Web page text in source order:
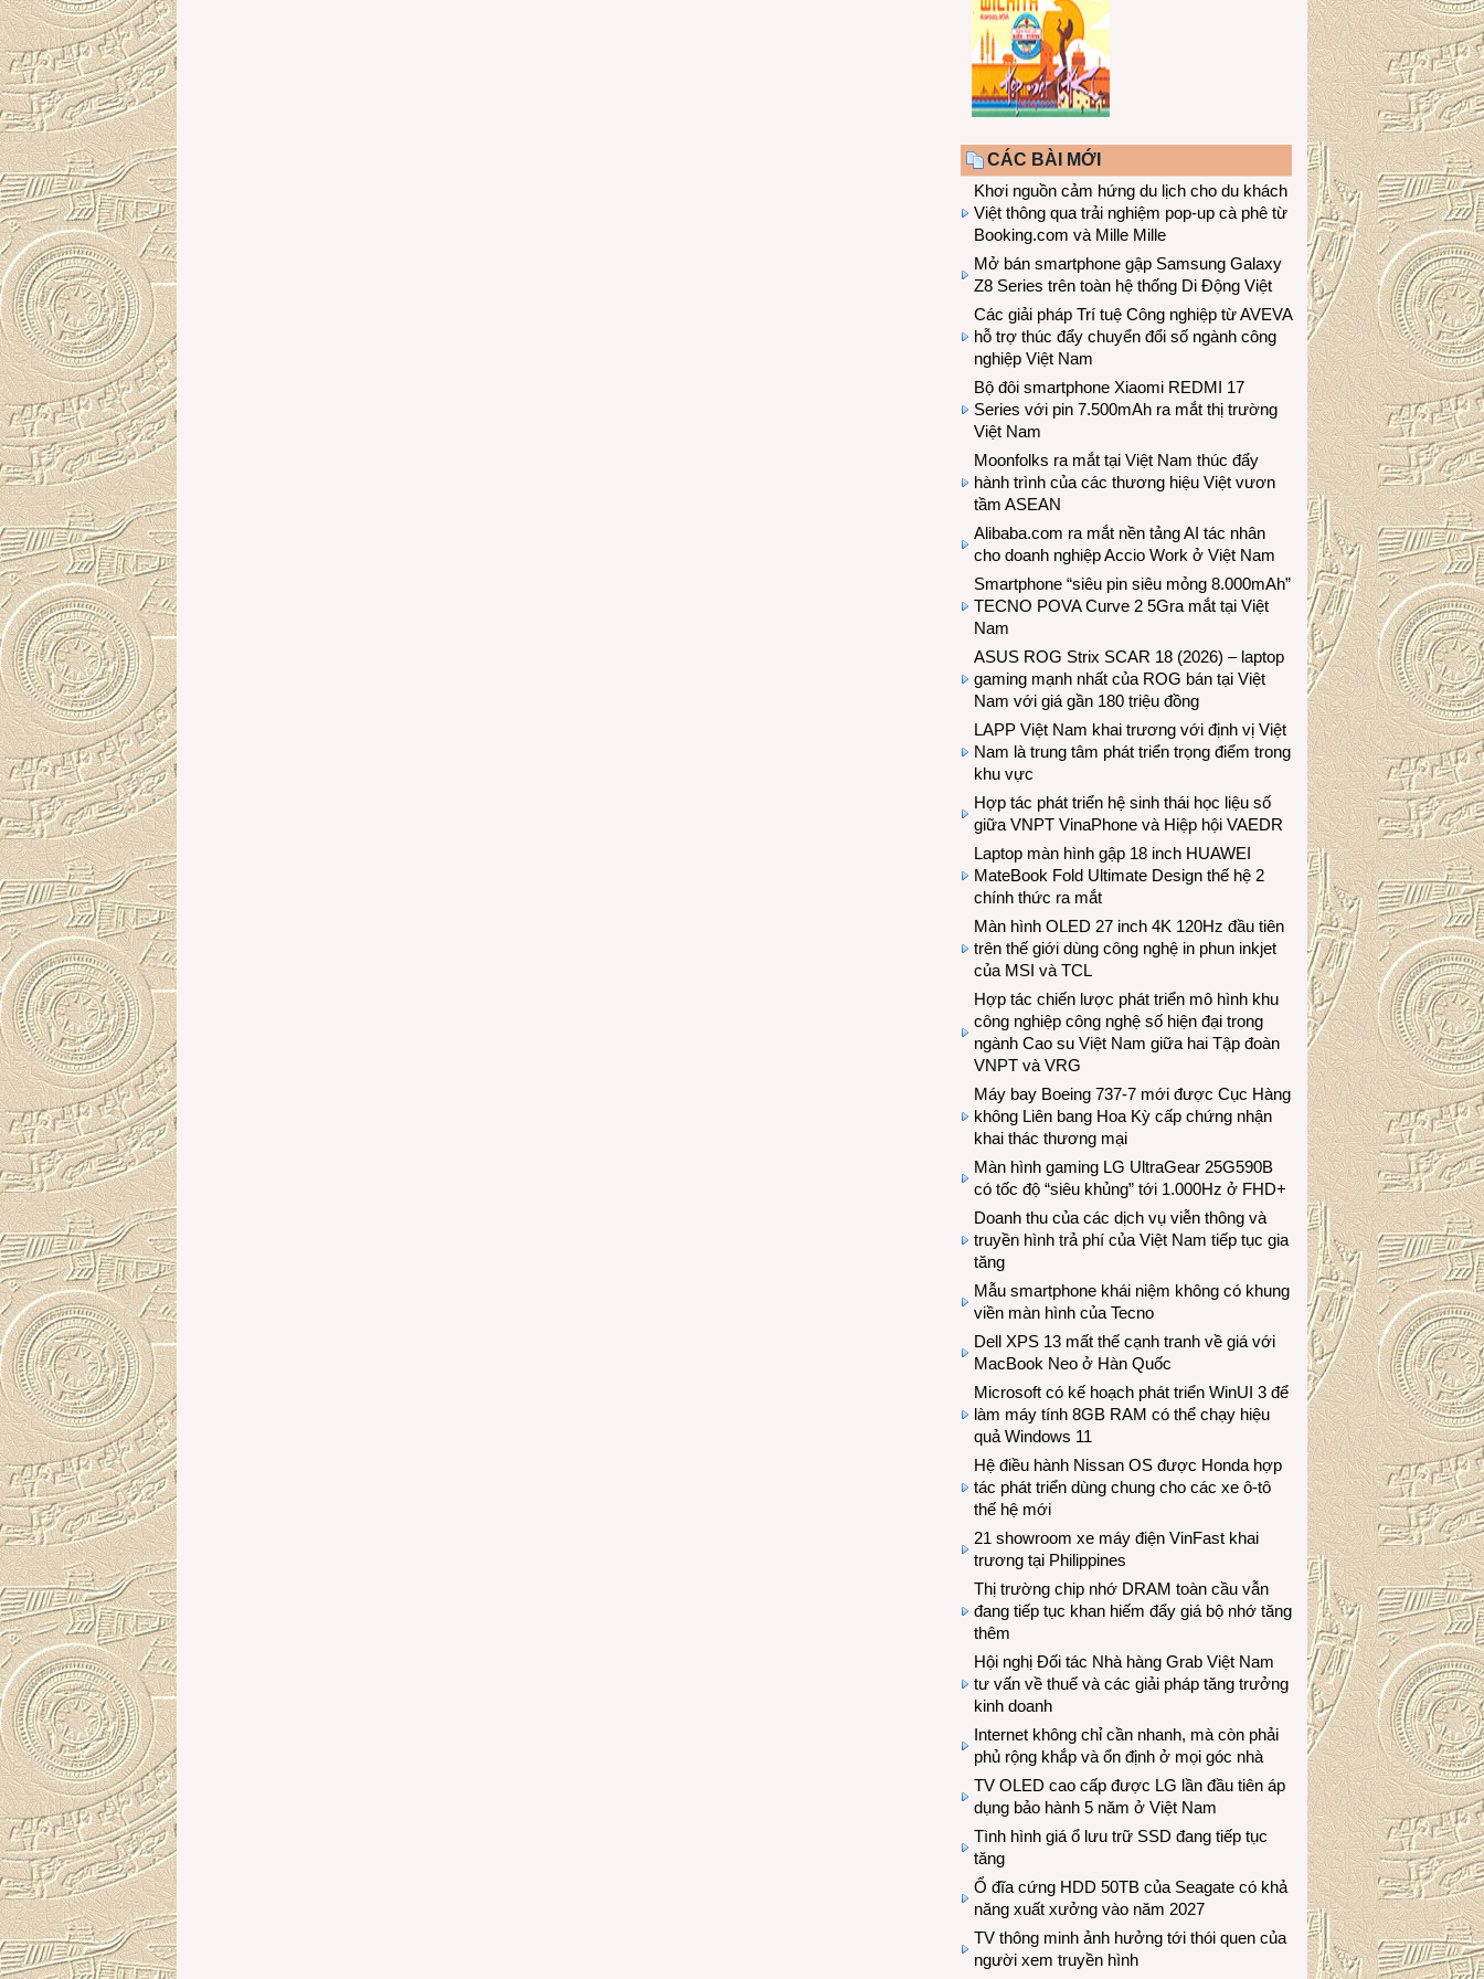
CÁC BÀI MỚI
Khơi nguồn cảm hứng du lịch cho du khách
Việt thông qua trải nghiệm pop-up cà phê từ
Booking.com và Mille Mille
Mở bán smartphone gập Samsung Galaxy
Z8 Series trên toàn hệ thống Di Động Việt
Các giải pháp Trí tuệ Công nghiệp từ AVEVA
hỗ trợ thúc đẩy chuyển đổi số ngành công
nghiệp Việt Nam
Bộ đôi smartphone Xiaomi REDMI 17
Series với pin 7.500mAh ra mắt thị trường
Việt Nam
Moonfolks ra mắt tại Việt Nam thúc đẩy
hành trình của các thương hiệu Việt vươn
tầm ASEAN
Alibaba.com ra mắt nền tảng AI tác nhân
cho doanh nghiệp Accio Work ở Việt Nam
Smartphone “siêu pin siêu mỏng 8.000mAh”
TECNO POVA Curve 2 5Gra mắt tại Việt
Nam
ASUS ROG Strix SCAR 18 (2026) – laptop
gaming mạnh nhất của ROG bán tại Việt
Nam với giá gần 180 triệu đồng
LAPP Việt Nam khai trương với định vị Việt
Nam là trung tâm phát triển trọng điểm trong
khu vực
Hợp tác phát triển hệ sinh thái học liệu số
giữa VNPT VinaPhone và Hiệp hội VAEDR
Laptop màn hình gập 18 inch HUAWEI
MateBook Fold Ultimate Design thế hệ 2
chính thức ra mắt
Màn hình OLED 27 inch 4K 120Hz đầu tiên
trên thế giới dùng công nghệ in phun inkjet
của MSI và TCL
Hợp tác chiến lược phát triển mô hình khu
công nghiệp công nghệ số hiện đại trong
ngành Cao su Việt Nam giữa hai Tập đoàn
VNPT và VRG
Máy bay Boeing 737-7 mới được Cục Hàng
không Liên bang Hoa Kỳ cấp chứng nhận
khai thác thương mại
Màn hình gaming LG UltraGear 25G590B
có tốc độ “siêu khủng” tới 1.000Hz ở FHD+
Doanh thu của các dịch vụ viễn thông và
truyền hình trả phí của Việt Nam tiếp tục gia
tăng
Mẫu smartphone khái niệm không có khung
viền màn hình của Tecno
Dell XPS 13 mất thế cạnh tranh về giá với
MacBook Neo ở Hàn Quốc
Microsoft có kế hoạch phát triển WinUI 3 để
làm máy tính 8GB RAM có thể chạy hiệu
quả Windows 11
Hệ điều hành Nissan OS được Honda hợp
tác phát triển dùng chung cho các xe ô-tô
thế hệ mới
21 showroom xe máy điện VinFast khai
trương tại Philippines
Thị trường chip nhớ DRAM toàn cầu vẫn
đang tiếp tục khan hiếm đẩy giá bộ nhớ tăng
thêm
Hội nghị Đối tác Nhà hàng Grab Việt Nam
tư vấn về thuế và các giải pháp tăng trưởng
kinh doanh
Internet không chỉ cần nhanh, mà còn phải
phủ rộng khắp và ổn định ở mọi góc nhà
TV OLED cao cấp được LG lần đầu tiên áp
dụng bảo hành 5 năm ở Việt Nam
Tình hình giá ổ lưu trữ SSD đang tiếp tục
tăng
Ổ đĩa cứng HDD 50TB của Seagate có khả
năng xuất xưởng vào năm 2027
TV thông minh ảnh hưởng tới thói quen của
người xem truyền hình